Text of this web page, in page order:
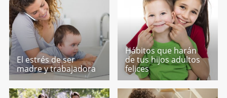
El estrés de ser
madre y trabajadora
Hábitos que harán
de tus hijos adultos
felices